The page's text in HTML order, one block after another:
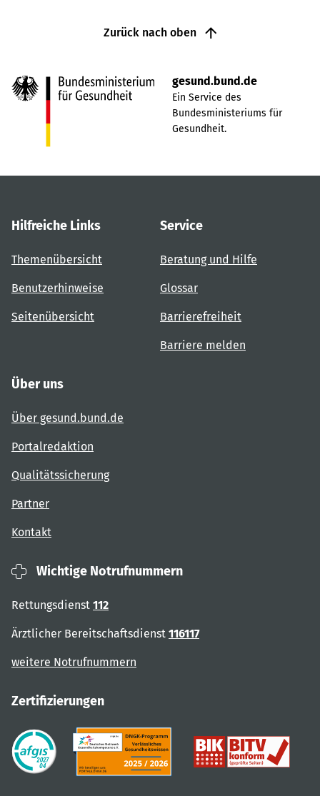
Zurück nach oben
gesund.bund.de
Ein Service des
Bundesministeriums für
Gesundheit.
Hilfreiche Links
Themenübersicht
Benutzerhinweise
Seitenübersicht
Service
Beratung und Hilfe
Glossar
Barrierefreiheit
Barriere melden
Über uns
Über gesund.bund.de
Portalredaktion
Qualitätssicherung
Partner
Kontakt
Wichtige Notrufnummern
Rettungsdienst 112
Ärztlicher Bereitschaftsdienst 116117
weitere Notrufnummern
Zertifizierungen